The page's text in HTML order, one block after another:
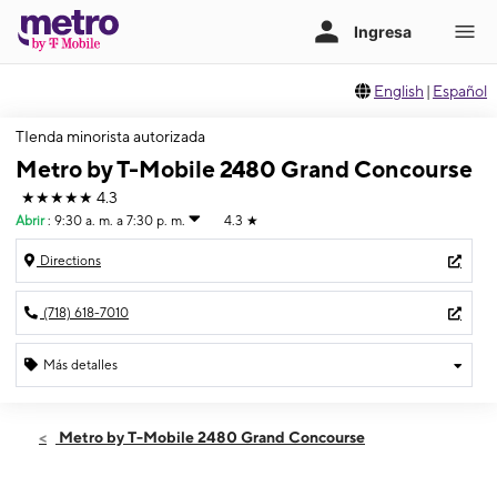
English | Español
TIenda minorista autorizada
Metro by T-Mobile 2480 Grand Concourse
★★★★★ 4.3
Abrir : 9:30 a. m. a 7:30 p. m. 4.3 ★
Directions
(718) 618-7010
Más detalles
Viernes:9:30 a. m. a 7:30 p. m.
Metro by T-Mobile 2480 Grand Concourse